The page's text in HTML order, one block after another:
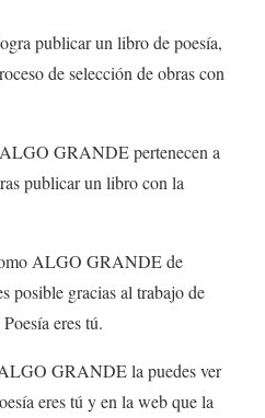
publicar un libro de poesía,
de selección de obras con
GRANDE pertenecen a
publicar un libro con la
ALGO GRANDE de
gracias al trabajo de
eres tú.
GRANDE la puedes ver
eres tú y en la web que la